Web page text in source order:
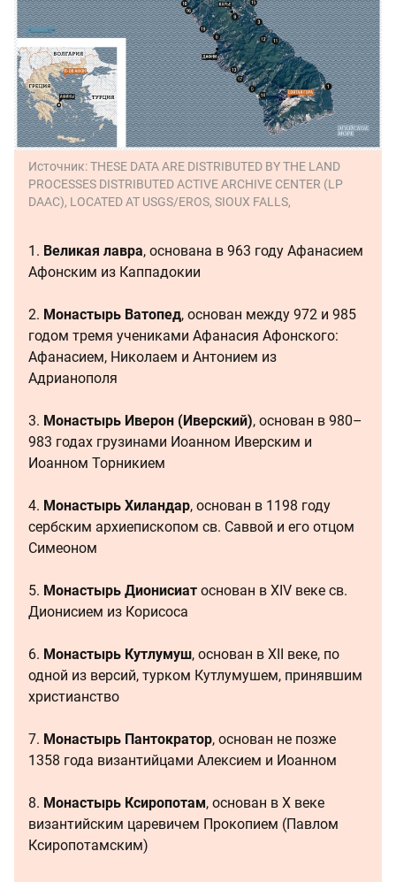
Источник:THESE DATA ARE DISTRIBUTED BY THE LAND
PROCESSES DISTRIBUTED ACTIVE ARCHIVE CENTER (LP
DAAC), LOCATED AT USGS/EROS, SIOUX FALLS,
1. Великая лавра, основана в 963 году Афанасием
Афонским из Каппадокии
2. Монастырь Ватопед, основан между 972 и 985
годом тремя учениками Афанасия Афонского:
Афанасием, Николаем и Антонием из
Адрианополя
3. Монастырь Иверон (Иверский), основан в 980–
983 годах грузинами Иоанном Иверским и
Иоанном Торникием
4. Монастырь Хиландар, основан в 1198 году
сербским архиепископом св. Саввой и его отцом
Симеоном
5. Монастырь Дионисиат основан в XIV веке св.
Дионисием из Корисоса
6. Монастырь Кутлумуш, основан в XII веке, по
одной из версий, турком Кутлумушем, принявшим
христианство
7. Монастырь Пантократор, основан не позже
1358 года византийцами Алексием и Иоанном
8. Монастырь Ксиропотам, основан в X веке
византийским царевичем Прокопием (Павлом
Ксиропотамским)